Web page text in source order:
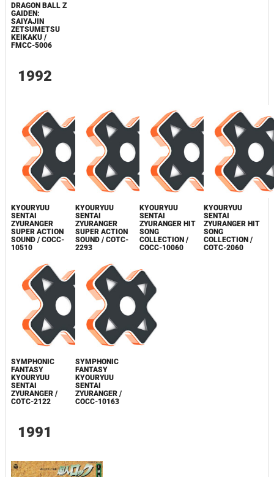
DRAGON BALL Z
GAIDEN:
SAIYAJIN
ZETSUMETSU
KEIKAKU /
FMCC-5006
1992
KYOURYUU
SENTAI
ZYURANGER
SUPER ACTION
SOUND / COCC-
10510
KYOURYUU
SENTAI
ZYURANGER
SUPER ACTION
SOUND / COTC-
2293
KYOURYUU
SENTAI
ZYURANGER HIT
SONG
COLLECTION /
COCC-10060
KYOURYUU
SENTAI
ZYURANGER HIT
SONG
COLLECTION /
COTC-2060
SYMPHONIC
FANTASY
KYOURYUU
SENTAI
ZYURANGER /
COTC-2122
SYMPHONIC
FANTASY
KYOURYUU
SENTAI
ZYURANGER /
COCC-10163
1991